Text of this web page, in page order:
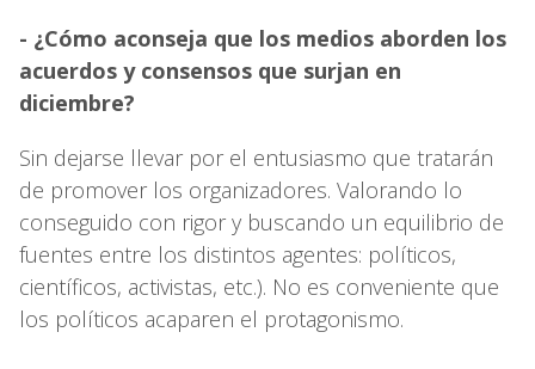
- ¿Cómo aconseja que los medios aborden los
acuerdos y consensos que surjan en
diciembre?
Sin dejarse llevar por el entusiasmo que tratarán
de promover los organizadores. Valorando lo
conseguido con rigor y buscando un equilibrio de
fuentes entre los distintos agentes: políticos,
científicos, activistas, etc.). No es conveniente que
los políticos acaparen el protagonismo.